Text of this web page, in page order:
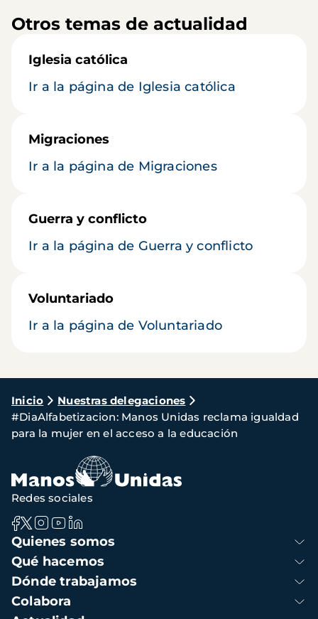
Otros temas de actualidad
Iglesia católica
Ir a la página de Iglesia católica
Migraciones
Ir a la página de Migraciones
Guerra y conflicto
Ir a la página de Guerra y conflicto
Voluntariado
Ir a la página de Voluntariado
Ruta
de
navegación
Inicio
Nuestras delegaciones
#DiaAlfabetizacion: Manos Unidas reclama igualdad
para la mujer en el acceso a la educación
Navegación
principal
Quienes somos
Qué hacemos
Dónde trabajamos
Colabora
Redes sociales